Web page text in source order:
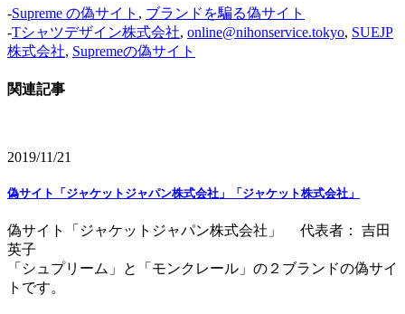
-Supreme の偽サイト , ブランドを騙る偽サイト
-Tシャツデザイン株式会社, online@nihonservice.tokyo, SUEJP
株式会社, Supremeの偽サイト
関連記事
2019/11/21
偽サイト「ジャケットジャパン株式会社」「ジャケット株式会社」
偽サイト「ジャケットジャパン株式会社」 代表者： 吉田
英子
「シュプリーム」と「モンクレール」の２ブランドの偽サイ
トです。